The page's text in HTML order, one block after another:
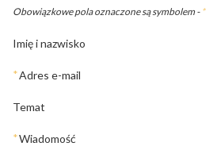
Obowiązkowe pola oznaczone są symbolem - *
Imię i nazwisko
*Adres e-mail
Temat
*Wiadomość